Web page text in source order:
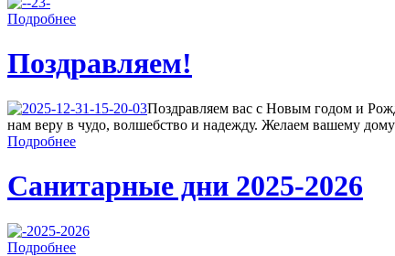
Подробнее
Поздравляем!
Поздравляем вас с Новым годом и
нам веру в чудо, волшебство и надежду. Желаем вашему
Подробнее
Санитарные дни 2025-2026
Подробнее